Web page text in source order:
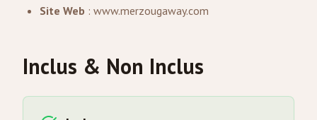
Site Web : www.merzougaway.com
Inclus & Non Inclus